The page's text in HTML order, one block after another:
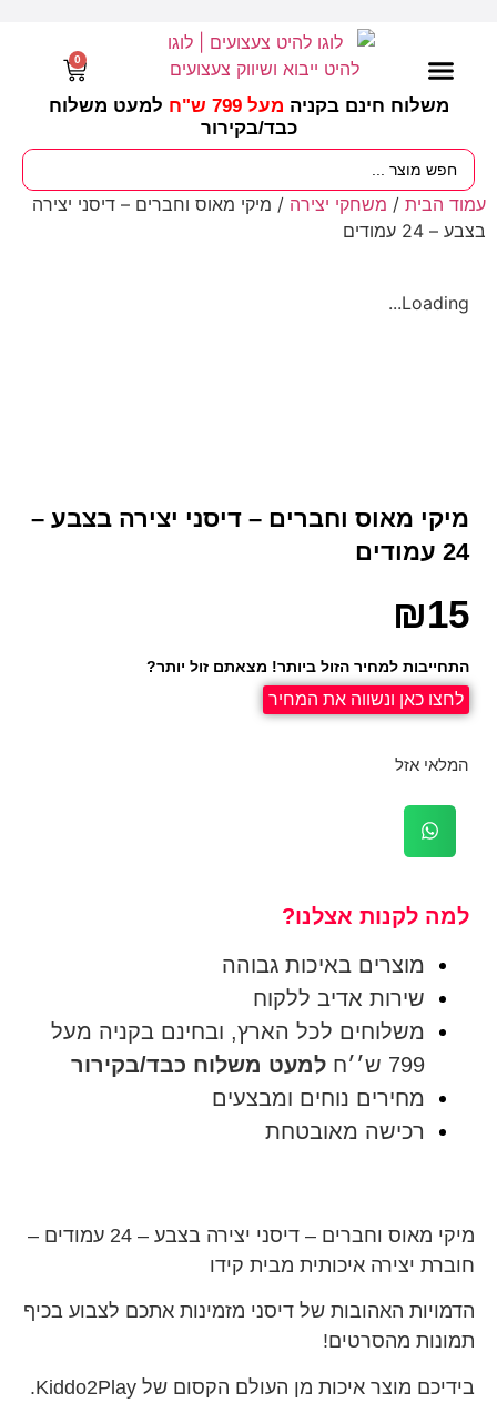
משלוח חינם בקניה מעל 799 ש"ח
למעט משלוח
כבד/בקירור
0
עמוד הבית / משחקי יצירה / מיקי מאוס וחברים – דיסני יצירה
בצבע – 24 עמודים
Loading...
מיקי מאוס וחברים – דיסני יצירה בצבע –
24 עמודים
₪15
התחייבות למחיר הזול ביותר! מצאתם זול יותר?
לחצו כאן ונשווה את המחיר
המלאי אזל
למה לקנות אצלנו?
מוצרים באיכות גבוהה
שירות אדיב ללקוח
משלוחים לכל הארץ, ובחינם בקניה מעל
799 ש׳׳ח
למעט משלוח כבד/בקירור
מחירים נוחים ומבצעים
רכישה מאובטחת
מיקי מאוס וחברים – דיסני יצירה בצבע – 24 עמודים –
חוברת יצירה איכותית מבית קידו
הדמויות האהובות של דיסני מזמינות אתכם לצבוע בכיף
תמונות מהסרטים!
בידיכם מוצר איכות מן העולם הקסום של Kiddo2Play.